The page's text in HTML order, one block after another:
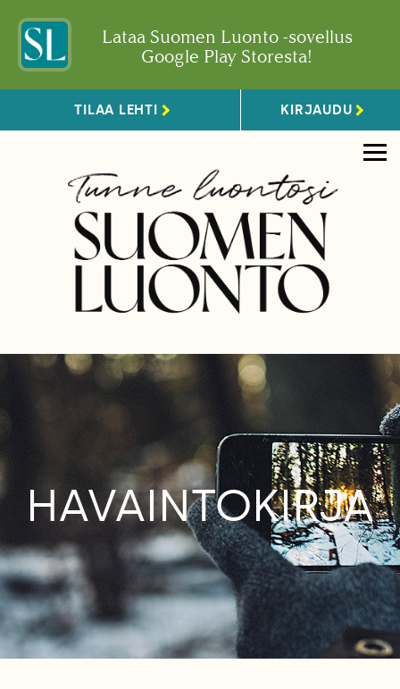
Lataa Suomen Luonto -sovellus
Google Play Storesta!
TILAA LEHTI KIRJAUDU
HAVAINTOKIRJA